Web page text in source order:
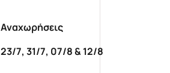
Αναχωρήσεις
23/7, 31/7, 07/8 & 12/8